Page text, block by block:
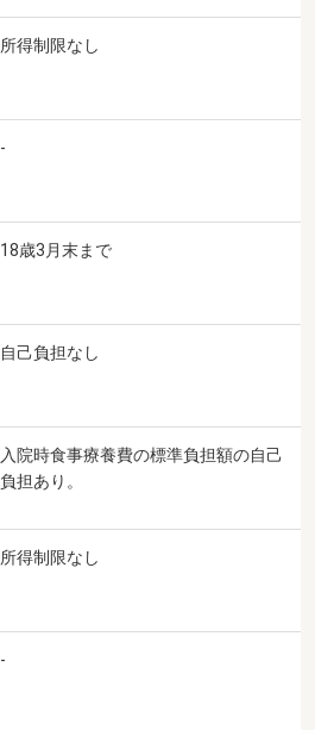
所得制限なし
-
18歳3月末まで
自己負担なし
入院時食事療養費の標準負担額の自己
負担あり。
所得制限なし
-